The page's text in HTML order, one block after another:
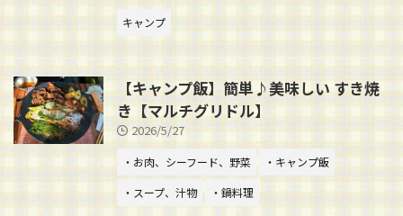
キャンプ
【キャンプ飯】簡単♪美味しい すき焼
き【マルチグリドル】
2026/5/27
・お肉、シーフード、野菜
・キャンプ飯
・スープ、汁物
・鍋料理